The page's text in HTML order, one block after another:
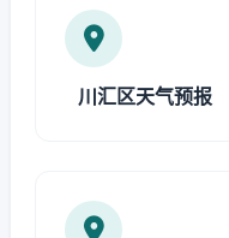
川汇区天气预报